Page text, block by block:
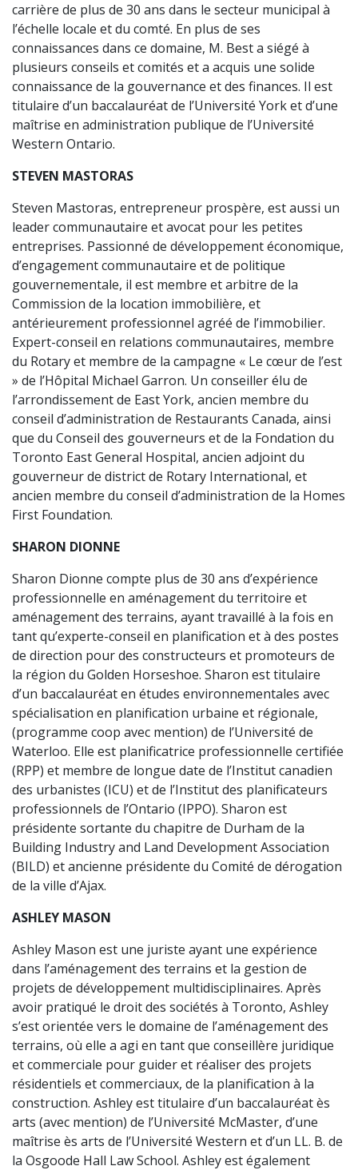
carrière de plus de 30 ans dans le secteur municipal à
l’échelle locale et du comté. En plus de ses
connaissances dans ce domaine, M. Best a siégé à
plusieurs conseils et comités et a acquis une solide
connaissance de la gouvernance et des finances. Il est
titulaire d’un baccalauréat de l’Université York et d’une
maîtrise en administration publique de l’Université
Western Ontario.
STEVEN MASTORAS
Steven Mastoras, entrepreneur prospère, est aussi un
leader communautaire et avocat pour les petites
entreprises. Passionné de développement économique,
d’engagement communautaire et de politique
gouvernementale, il est membre et arbitre de la
Commission de la location immobilière, et
antérieurement professionnel agréé de l’immobilier.
Expert-conseil en relations communautaires, membre
du Rotary et membre de la campagne « Le cœur de l’est
» de l’Hôpital Michael Garron. Un conseiller élu de
l’arrondissement de East York, ancien membre du
conseil d’administration de Restaurants Canada, ainsi
que du Conseil des gouverneurs et de la Fondation du
Toronto East General Hospital, ancien adjoint du
gouverneur de district de Rotary International, et
ancien membre du conseil d’administration de la Homes
First Foundation.
SHARON DIONNE
Sharon Dionne compte plus de 30 ans d’expérience
professionnelle en aménagement du territoire et
aménagement des terrains, ayant travaillé à la fois en
tant qu’experte-conseil en planification et à des postes
de direction pour des constructeurs et promoteurs de
la région du Golden Horseshoe. Sharon est titulaire
d’un baccalauréat en études environnementales avec
spécialisation en planification urbaine et régionale,
(programme coop avec mention) de l’Université de
Waterloo. Elle est planificatrice professionnelle certifiée
(RPP) et membre de longue date de l’Institut canadien
des urbanistes (ICU) et de l’Institut des planificateurs
professionnels de l’Ontario (IPPO). Sharon est
présidente sortante du chapitre de Durham de la
Building Industry and Land Development Association
(BILD) et ancienne présidente du Comité de dérogation
de la ville d’Ajax.
ASHLEY MASON
Ashley Mason est une juriste ayant une expérience
dans l’aménagement des terrains et la gestion de
projets de développement multidisciplinaires. Après
avoir pratiqué le droit des sociétés à Toronto, Ashley
s’est orientée vers le domaine de l’aménagement des
terrains, où elle a agi en tant que conseillère juridique
et commerciale pour guider et réaliser des projets
résidentiels et commerciaux, de la planification à la
construction. Ashley est titulaire d’un baccalauréat ès
arts (avec mention) de l’Université McMaster, d’une
maîtrise ès arts de l’Université Western et d’un LL. B. de
la Osgoode Hall Law School. Ashley est également